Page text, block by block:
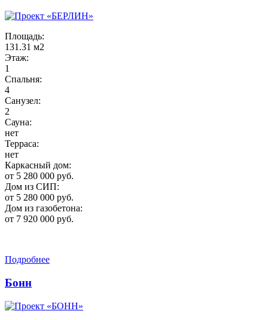
Площадь:
131.31 м2
Этаж:
1
Спальня:
4
Санузел:
2
Сауна:
нет
Терраса:
нет
Каркасный дом:
от 5 280 000 руб.
Дом из СИП:
от 5 280 000 руб.
Дом из газобетона:
от 7 920 000 руб.
Подробнее
Бонн